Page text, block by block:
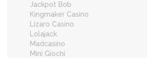
Jackpot Bob
Kingmaker Casino
Lizaro Casino
Lolajack
Madcasino
Mini Giochi